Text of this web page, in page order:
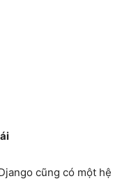
cũng có một hệ